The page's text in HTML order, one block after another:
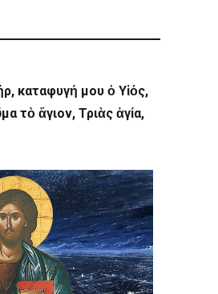
καταφυγή μου ὁ Υἱός,
τὸ ἅγιον, Τριὰς ἁγία,